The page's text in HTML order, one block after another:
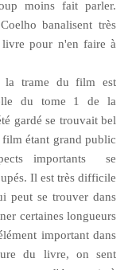
moins fait parler.
banalisent très
livre pour n'en faire à
la trame du film est
du tome 1 de la
gardé se trouvait bel
étant grand public
importants se
Il est très difficile
peut se trouver dans
certaines longueurs
important dans
du livre, on sent